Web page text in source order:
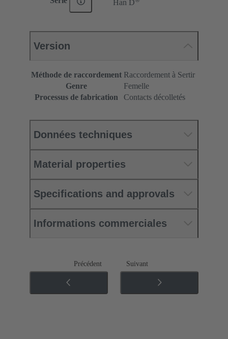
Han D
Version
Méthode de raccordement Raccordement à Sertir
Genre
Femelle
Processus de fabrication
Contacts décolletés
Données techniques
Material properties
Specifications and approvals
Informations commerciales
Précédent Suivant